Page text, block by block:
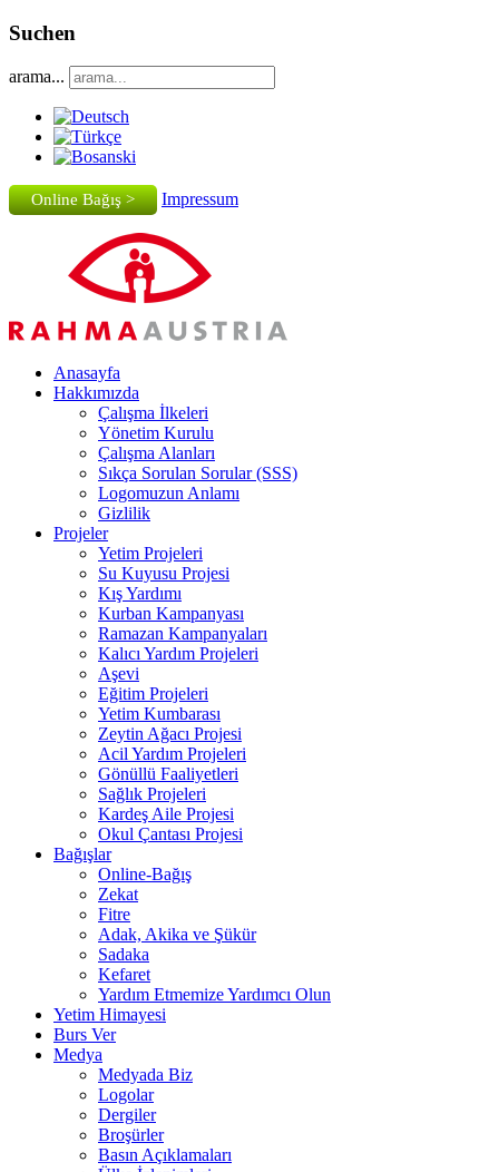
Suchen
arama...
Online Bağış > Impressum
Anasayfa
Hakkımızda
Çalışma İlkeleri
Yönetim Kurulu
Çalışma Alanları
Sıkça Sorulan Sorular (SSS)
Logomuzun Anlamı
Gizlilik
Projeler
Yetim Projeleri
Su Kuyusu Projesi
Kış Yardımı
Kurban Kampanyası
Ramazan Kampanyaları
Kalıcı Yardım Projeleri
Aşevi
Eğitim Projeleri
Yetim Kumbarası
Zeytin Ağacı Projesi
Acil Yardım Projeleri
Gönüllü Faaliyetleri
Sağlık Projeleri
Kardeş Aile Projesi
Okul Çantası Projesi
Bağışlar
Online-Bağış
Zekat
Fitre
Adak, Akika ve Şükür
Sadaka
Kefaret
Yardım Etmemize Yardımcı Olun
Yetim Himayesi
Burs Ver
Medya
Medyada Biz
Logolar
Dergiler
Broşürler
Basın Açıklamaları